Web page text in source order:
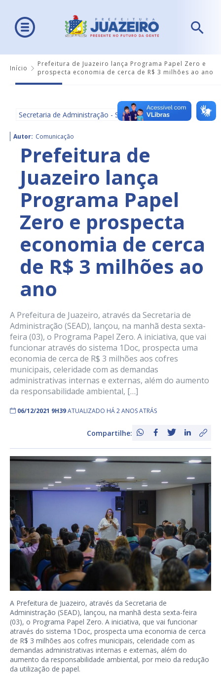
Início
Prefeitura de Juazeiro lança Programa Papel Zero e
prospecta economia de cerca de R$ 3 milhões ao ano
Secretaria de Administração - SEAD
Autor: Comunicação
Prefeitura de
Juazeiro lança
Programa Papel
Zero e prospecta
economia de cerca
de R$ 3 milhões ao
ano
A Prefeitura de Juazeiro, através da Secretaria de
Administração (SEAD), lançou, na manhã desta sexta-
feira (03), o Programa Papel Zero. A iniciativa, que vai
funcionar através do sistema 1Doc, prospecta uma
economia de cerca de R$ 3 milhões aos cofres
municipais, celeridade com as demandas
administrativas internas e externas, além do aumento
da responsabilidade ambiental, […]
06/12/2021 9H39ATUALIZADO HÁ 2 ANOS ATRÁS
Compartilhe:
A Prefeitura de Juazeiro, através da Secretaria de
Administração (SEAD), lançou, na manhã desta sexta-feira
(03), o Programa Papel Zero. A iniciativa, que vai funcionar
através do sistema 1Doc, prospecta uma economia de cerca
de R$ 3 milhões aos cofres municipais, celeridade com as
demandas administrativas internas e externas, além do
aumento da responsabilidade ambiental, por meio da redução
da utilização de papel.